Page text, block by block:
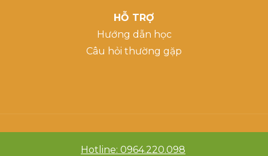
HỖ TRỢ
Hướng dẫn học
Câu hỏi thường gặp
Hotline: 0964.220.098